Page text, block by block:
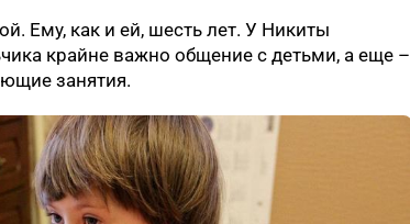
Ему, как и ей, шесть лет. У Никиты
крайне важно общение с детьми, а еще –
занятия.